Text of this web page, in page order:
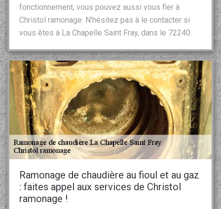
fonctionnement, vous pouvez aussi vous fier à
Christol ramonage. N’hésitez pas à le contacter si
vous êtes à La Chapelle Saint Fray, dans le 72240.
Ramonage de chaudière au fioul et au gaz
: faites appel aux services de Christol
ramonage !